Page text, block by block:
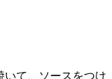
いて、ソースをつけ